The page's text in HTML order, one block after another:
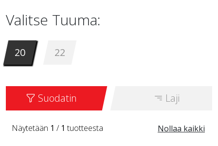
Valitse Tuuma:
20 22
Suodatin Laji
Nollaa kaikki
Näytetään 1 / 1 tuotteesta